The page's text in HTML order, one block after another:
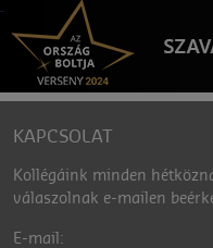
KAPCSOLAT
Kollégáink minden
válaszolnak e-mailen
E-mail: